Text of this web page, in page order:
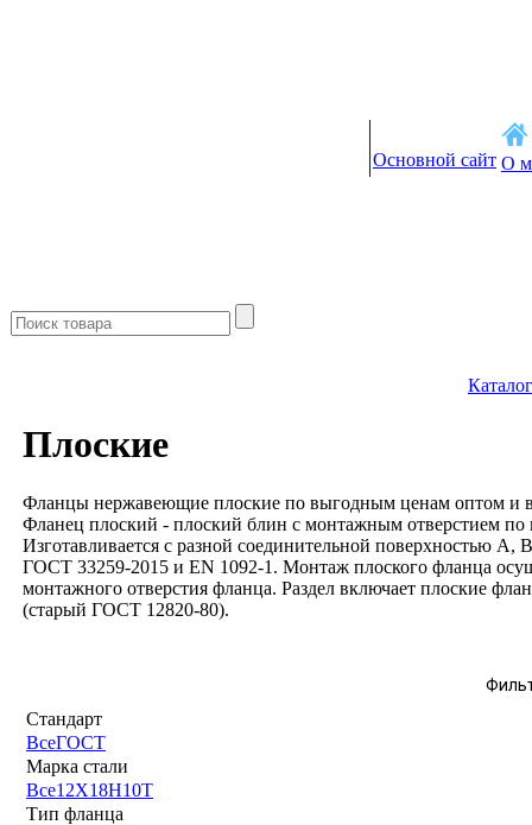
Основной сайт О
Каталог
Плоские
Фланцы нержавеющие плоские по выгодным ценам оптом и
Фланец плоский - плоский блин с монтажным отверстием
Изготавливается с разной соединительной поверхностью
ГОСТ 33259-2015 и EN 1092-1. Монтаж плоского фланца
монтажного отверстия фланца. Раздел включает плоские
(старый ГОСТ 12820-80).
Стандарт
ВсеГОСТ
Марка стали
Все12Х18Н10Т
Тип фланца